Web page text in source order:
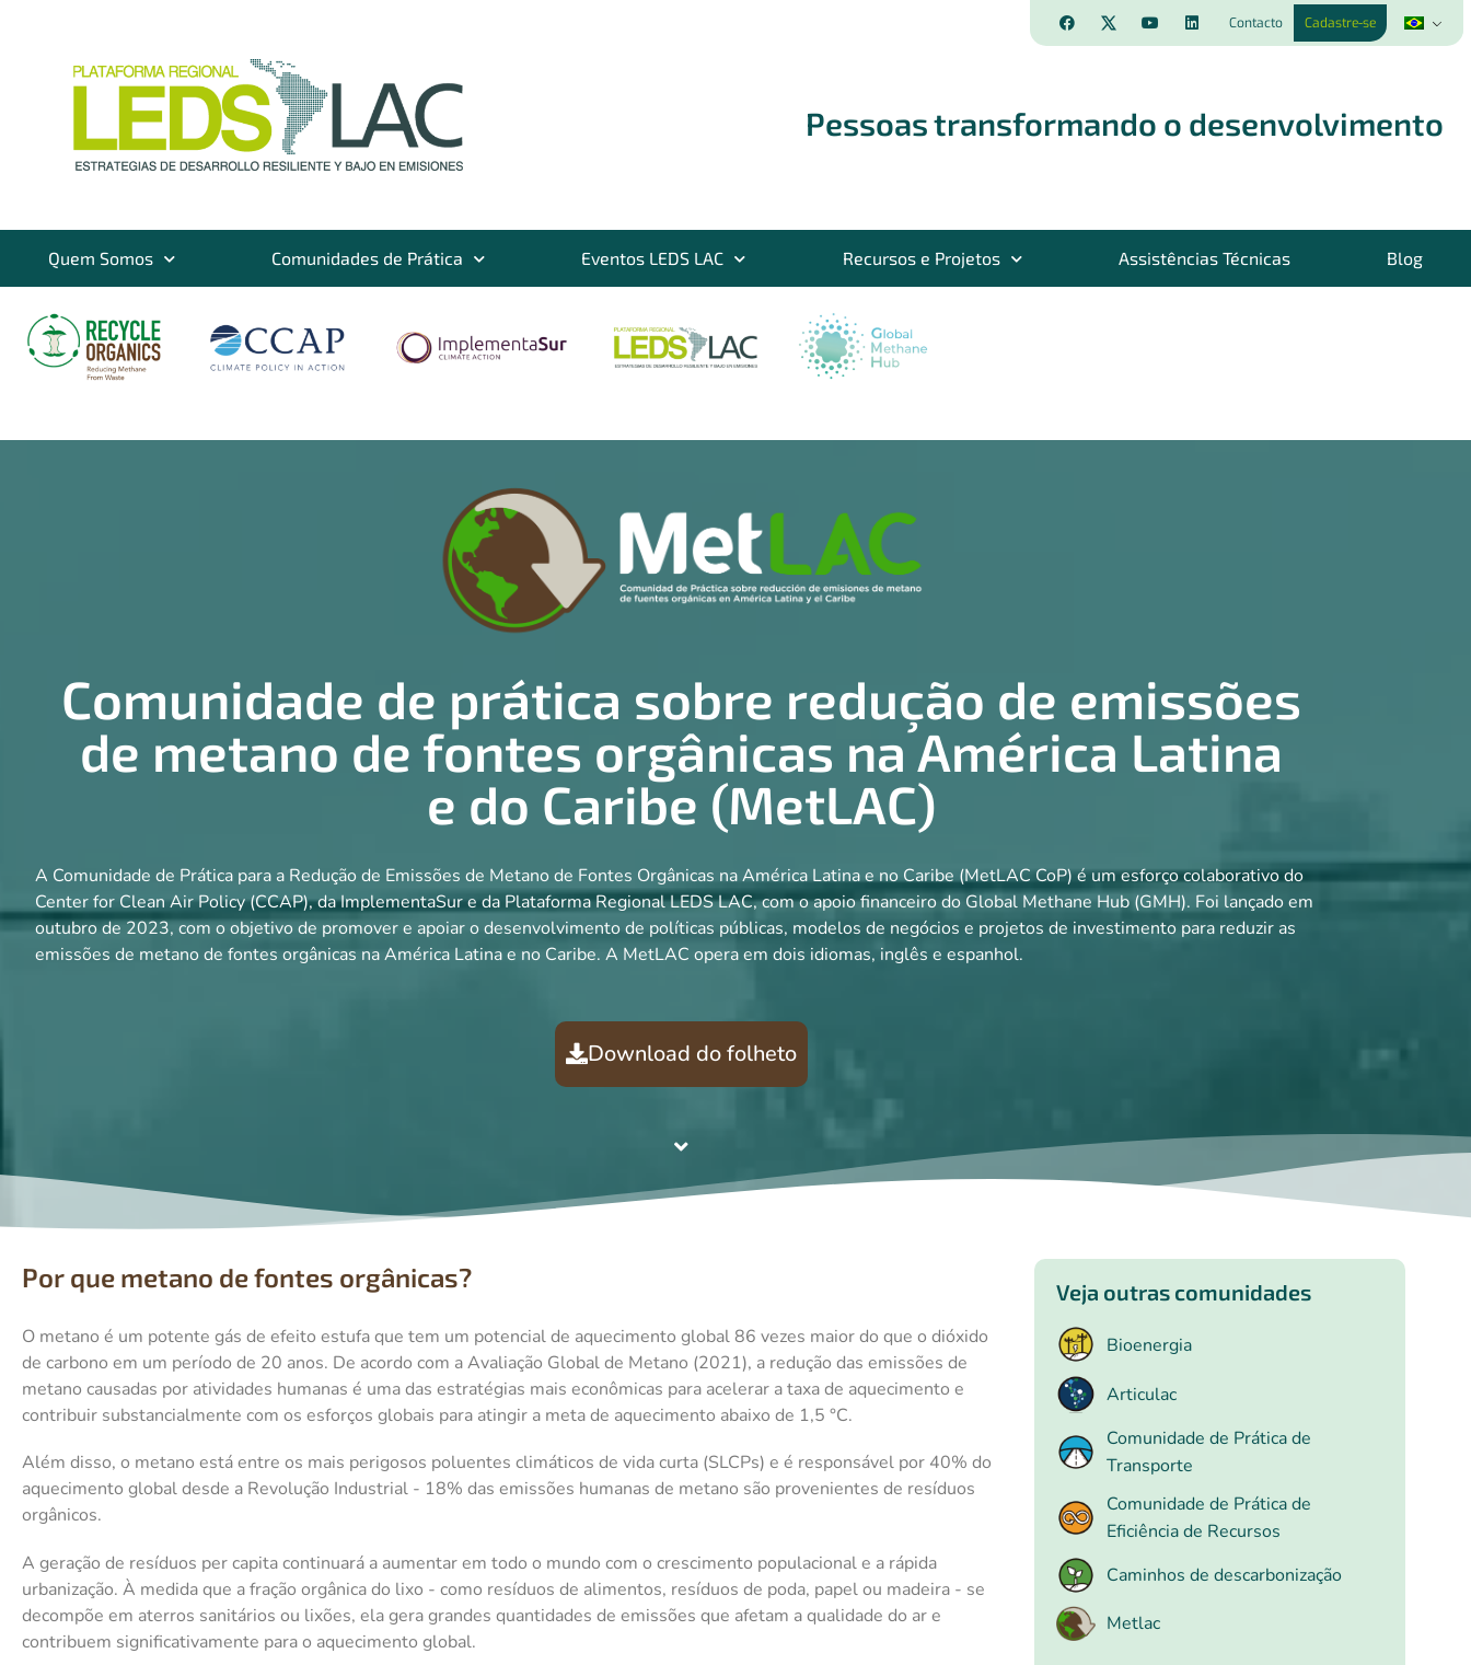
Contacto Cadastre-se
Pessoas transformando o desenvolvimento
Quem Somos Comunidades de Prática Eventos LEDS LAC Recursos e Projetos Assistências Técnicas Blog
Comunidade de prática sobre redução de emissões
de metano de fontes orgânicas na América Latina
e do Caribe (MetLAC)
A Comunidade de Prática para a Redução de Emissões de Metano de Fontes Orgânicas na América Latina e no Caribe (MetLAC CoP) é um esforço colaborativo do
Center for Clean Air Policy (CCAP), da ImplementaSur e da Plataforma Regional LEDS LAC, com o apoio financeiro do Global Methane Hub (GMH). Foi lançado em
outubro de 2023, com o objetivo de promover e apoiar o desenvolvimento de políticas públicas, modelos de negócios e projetos de investimento para reduzir as
emissões de metano de fontes orgânicas na América Latina e no Caribe. A MetLAC opera em dois idiomas, inglês e espanhol.
Download do folheto
Por que metano de fontes orgânicas?
O metano é um potente gás de efeito estufa que tem um potencial de aquecimento global 86 vezes maior do que o dióxido
de carbono em um período de 20 anos. De acordo com a Avaliação Global de Metano (2021), a redução das emissões de
metano causadas por atividades humanas é uma das estratégias mais econômicas para acelerar a taxa de aquecimento e
contribuir substancialmente com os esforços globais para atingir a meta de aquecimento abaixo de 1,5 °C.
Além disso, o metano está entre os mais perigosos poluentes climáticos de vida curta (SLCPs) e é responsável por 40% do
aquecimento global desde a Revolução Industrial - 18% das emissões humanas de metano são provenientes de resíduos
orgânicos.
A geração de resíduos per capita continuará a aumentar em todo o mundo com o crescimento populacional e a rápida
urbanização. À medida que a fração orgânica do lixo - como resíduos de alimentos, resíduos de poda, papel ou madeira - se
decompõe em aterros sanitários ou lixões, ela gera grandes quantidades de emissões que afetam a qualidade do ar e
contribuem significativamente para o aquecimento global.
Veja outras comunidades
Bioenergia
Articulac
Comunidade de Prática de
Transporte
Comunidade de Prática de
Eficiência de Recursos
Caminhos de descarbonização
Metlac